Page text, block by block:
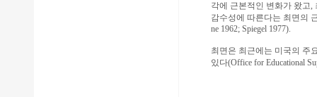
각에 근본적인 변화가 왔고
감수성에 따른다는 최면의
ne 1962; Spiegel 1977).
최면은 최근에는 미국의 주
있다(Office for Educational